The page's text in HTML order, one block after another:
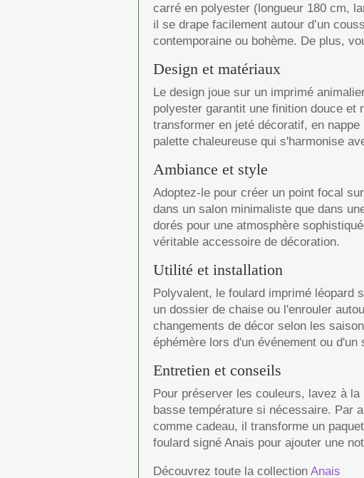
carré en polyester (longueur 180 cm,
il se drape facilement autour d’un
contemporaine ou bohème. De plus,
Design et matériaux
Le design joue sur un imprimé
polyester garantit une finition douce
transformer en jeté décoratif, en
palette chaleureuse qui s'harmonise
Ambiance et style
Adoptez-le pour créer un point focal
dans un salon minimaliste que dans
dorés pour une atmosphère
véritable accessoire de décoration.
Utilité et installation
Polyvalent, le foulard imprimé léopard
un dossier de chaise ou l'enrouler
changements de décor selon les
éphémère lors d'un événement ou d'un
Entretien et conseils
Pour préserver les couleurs, lavez à
basse température si nécessaire. Par
comme cadeau, il transforme un
foulard signé Anais pour ajouter une
Découvrez toute la collection Anais